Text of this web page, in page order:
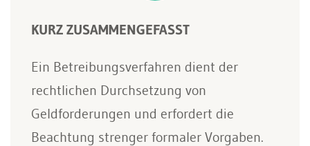
KURZ ZUSAMMENGEFASST
Ein Betreibungsverfahren dient der
rechtlichen Durchsetzung von
Geldforderungen und erfordert die
Beachtung strenger formaler Vorgaben.